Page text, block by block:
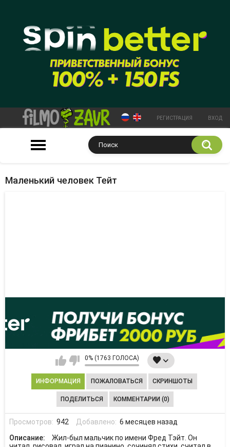
РЕГИСТРАЦИЯ ВХОД
Маленький человек Тейт
0% (1763 ГОЛОСА)
ИНФОРМАЦИЯ ПОЖАЛОВАТЬСЯ СКРИНШОТЫ
ПОДЕЛИТЬСЯ КОММЕНТАРИИ (0)
Просмотров: 942 Добавлено: 6 месяцев назад
Описание:
Жил-был мальчик по имени Фред Тэйт. Он